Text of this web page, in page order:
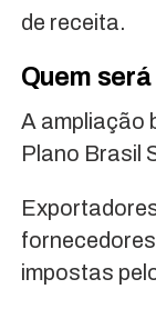
de receita.
Quem
A ampliação
Plano Brasil
impostas